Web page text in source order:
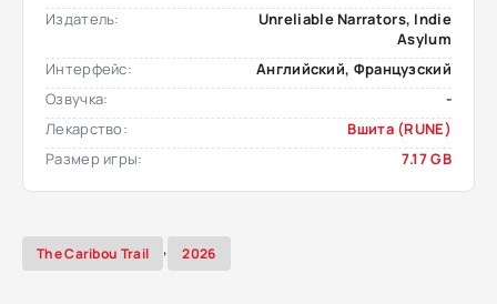
Издатель:
Unreliable Narrators, Indie
Asylum
Интерфейс:
Английский, Французский
Озвучка:
-
Лекарство:
Вшита (RUNE)
Размер игры:
7.17 GB
The Caribou Trail , 2026